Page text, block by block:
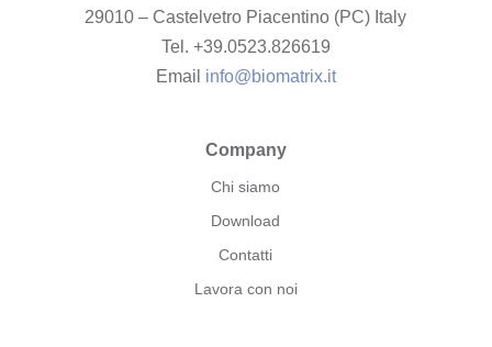
29010 – Castelvetro Piacentino (PC) Italy
Tel. +39.0523.826619
Email info@biomatrix.it
Company
Chi siamo
Download
Contatti
Lavora con noi